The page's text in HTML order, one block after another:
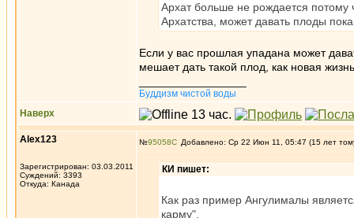
Архат больше не рождается потому
Архатства, может давать плоды
Если у вас прошлая упадана может
мешает дать такой плод, как новая
Буддизм чистой воды
Наверх
Alex123
Зарегистрирован: 03.03.2011
Суждений: 3393
Откуда: Канада
№95058 Добавлено: Ср 22 Июн 11, 05:47 (15 лет
КИ пишет:
Как раз пример Ангулималы
карму".